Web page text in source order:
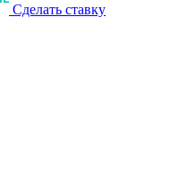
Сделать ставку